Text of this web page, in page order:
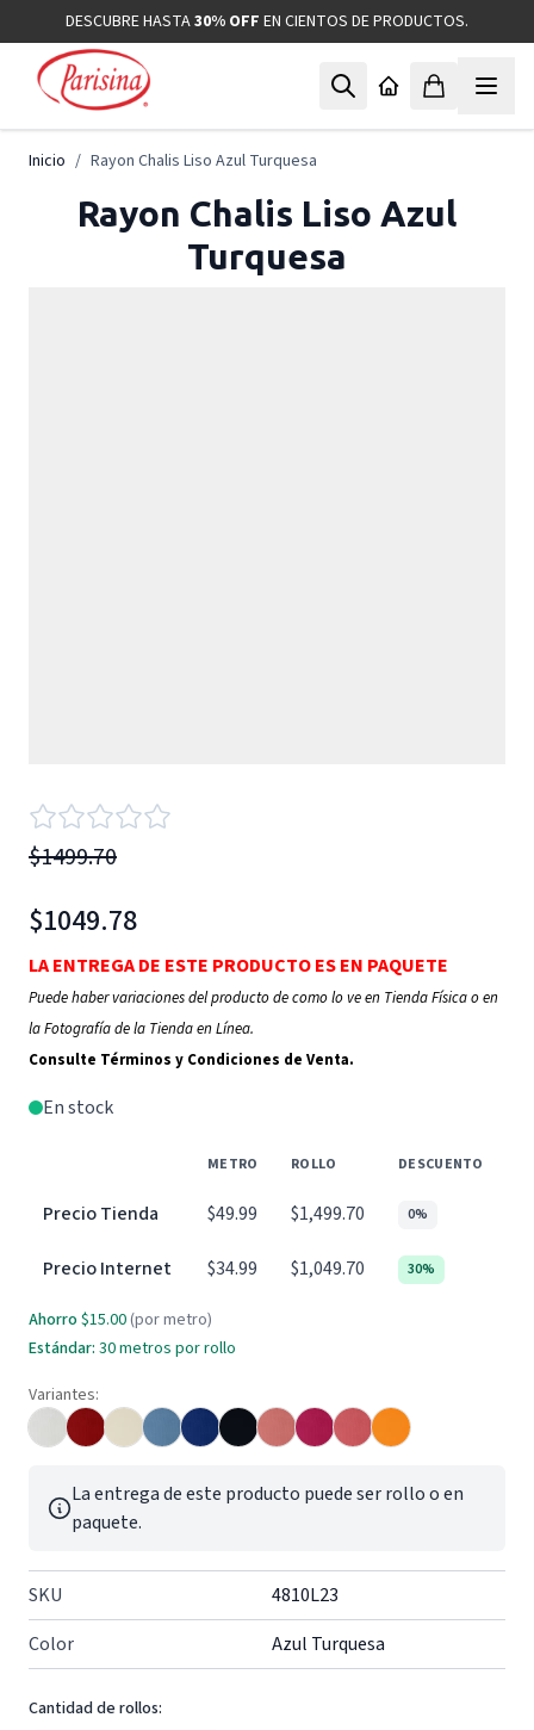
Ir al contenidoDESCUBRE HASTA30% OFF EN CIENTOS DE PRODUCTOS.
Inicio / Rayon Chalis Liso Azul Turquesa
Rayon Chalis Liso Azul
Turquesa
$1499.70
$1049.78
LA ENTREGA DE ESTE PRODUCTO ES EN PAQUETE
Puede haber variaciones del producto de como lo ve en Tienda Física o en
la Fotografía de la Tienda en Línea.
Consulte Términos y Condiciones de Venta.
En stock
METRO ROLLO DESCUENTO
Precio Tienda $49.99 $1,499.70 0%
Precio Internet $34.99 $1,049.70 30%
Ahorro $15.00 (por metro)
Estándar: 30 metros por rollo
Variantes:
La entrega de este producto puede ser rollo o en
paquete.
SKU
4810L23
Color
Azul Turquesa
Cantidad de rollos: